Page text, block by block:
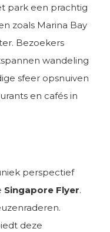
park een prachtig
zoals Marina Bay
Bezoekers
wandeling
sfeer opsnuiven
en cafés in
perspectief
Singapore Flyer.
deze